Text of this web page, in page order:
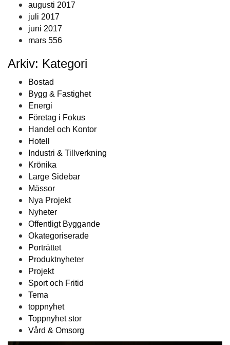
augusti 2017
juli 2017
juni 2017
mars 556
Arkiv: Kategori
Bostad
Bygg & Fastighet
Energi
Företag i Fokus
Handel och Kontor
Hotell
Industri & Tillverkning
Krönika
Large Sidebar
Mässor
Nya Projekt
Nyheter
Offentligt Byggande
Okategoriserade
Porträttet
Produktnyheter
Projekt
Sport och Fritid
Tema
toppnyhet
Toppnyhet stor
Vård & Omsorg